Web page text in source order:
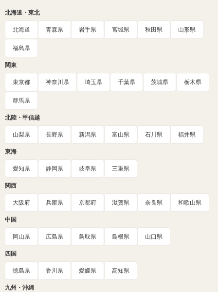
北海道・東北
北海道 青森県 岩手県 宮城県 秋田県 山形県
福島県
関東
東京都 神奈川県 埼玉県 千葉県 茨城県 栃木県
群馬県
北陸・甲信越
山梨県 長野県 新潟県 富山県 石川県 福井県
東海
愛知県 静岡県 岐阜県 三重県
関西
大阪府 兵庫県 京都府 滋賀県 奈良県 和歌山県
中国
岡山県 広島県 鳥取県 島根県 山口県
四国
徳島県 香川県 愛媛県 高知県
九州・沖縄